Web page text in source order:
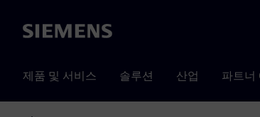
Siemens
제품 및 서비스 솔루션 산업 파트너